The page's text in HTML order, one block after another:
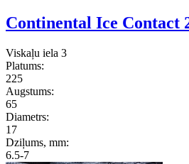
Continental Ice Contact
Viskaļu iela 3
Platums:
225
Augstums:
65
Diametrs:
17
Dziļums, mm:
6.5-7